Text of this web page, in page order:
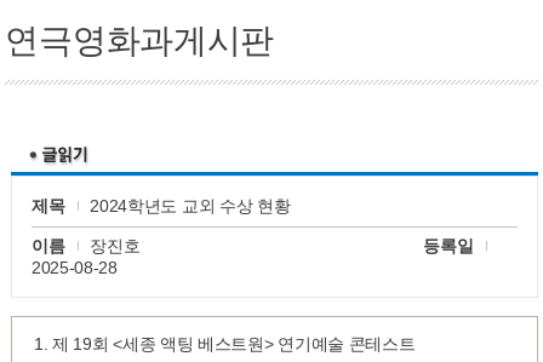
연극영화과게시판
제목 2024학년도 교외 수상 현황
이름 장진호
등록일
2025-08-28
1. 제 19회 <세종 액팅 베스트원> 연기예술 콘테스트